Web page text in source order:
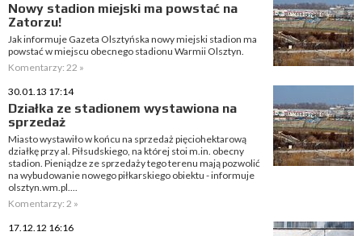
Nowy stadion miejski ma powstać na
Zatorzu!
Jak informuje Gazeta Olsztyńska nowy miejski stadion ma
powstać w miejscu obecnego stadionu Warmii Olsztyn.
Komentarzy: 22 »
30.01.13 17:14
Działka ze stadionem wystawiona na
sprzedaż
Miasto wystawiło w końcu na sprzedaż pięciohektarową
działkę przy al. Piłsudskiego, na której stoi m.in. obecny
stadion. Pieniądze ze sprzedaży tego terenu mają pozwolić
na wybudowanie nowego piłkarskiego obiektu - informuje
olsztyn.wm.pl....
Komentarzy: 2 »
17.12.12 16:16